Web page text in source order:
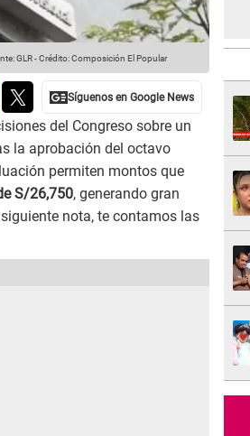
GLR-Crédito: Composición El Popular
del Congreso sobre un
la aprobación del octavo
permiten montos que
S/26,750, generando gran
nota, te contamos las